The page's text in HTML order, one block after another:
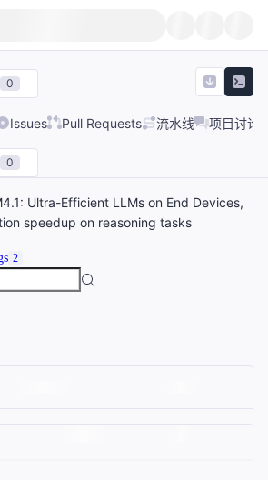
0
Issues Pull Requests 流水线 项目讨论
0
Ultra-Efficient LLMs on End Devices,
speedup on reasoning tasks
2